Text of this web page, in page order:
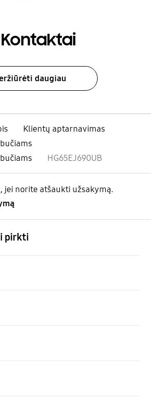
Kontaktai
daugiau
Klientų aptarnavimas
HG65EJ690UB
jei norite atšaukti užsakymą.
pirkti